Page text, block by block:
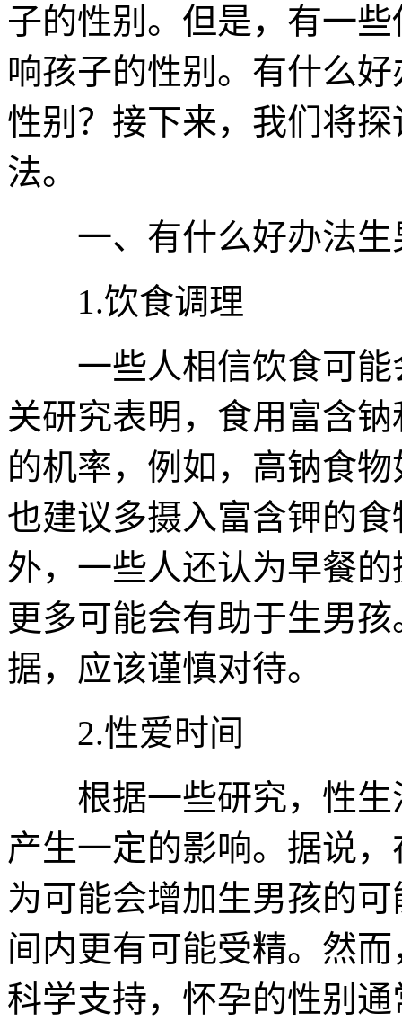
子的性别。但是，有一
响孩子的性别。有什么
性别？接下来，我们将
法。
一、有什么好办法生
1.饮食调理
一些人相信饮食可能
关研究表明，食用富含
的机率，例如，高钠食
也建议多摄入富含钾的
外，一些人还认为早餐
更多可能会有助于生男
据，应该谨慎对待。
2.性爱时间
根据一些研究，性生
产生一定的影响。据说
为可能会增加生男孩的
间内更有可能受精。然
科学支持，怀孕的性别